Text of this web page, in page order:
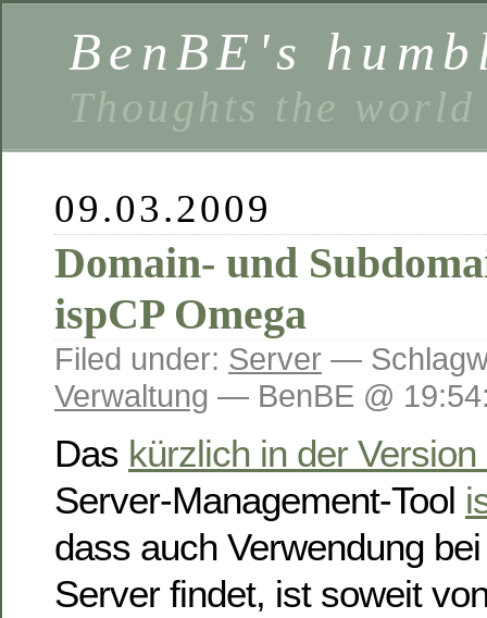
BenBE's
Thoughts the
09.03.2009
Domain- und
ispCP Omega
Filed under: Server —
Verwaltung — BenBE @
Das kürzlich in der Version
Server-Management-Tool
dass auch Verwendung
Server findet, ist soweit